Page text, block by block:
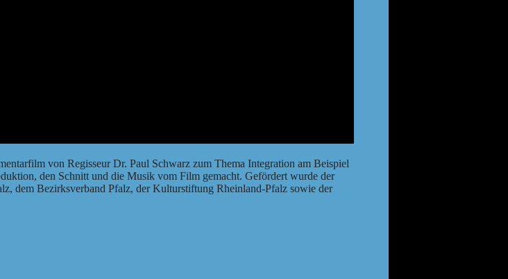
von Regisseur Dr. Paul Schwarz zum Thema Integration am Beispiel
den Schnitt und die Musik vom Film gemacht. Gefördert wurde der
dem Bezirksverband Pfalz, der Kulturstiftung Rheinland-Pfalz sowie der